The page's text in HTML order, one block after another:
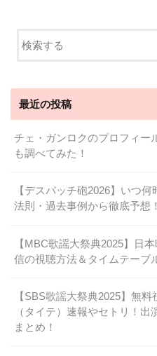
最近の投稿
チェ・ガンロクのプロフィー
も調べてみた！
【デスパッチ砲2026】いつ
法則・過去事例から徹底予想！
【MBC歌謡大祭典2025】日
信の視聴方法＆タイムテーブ
【SBS歌謡大祭典2025】無
（タイテ）速報やセトリ！
まとめ！